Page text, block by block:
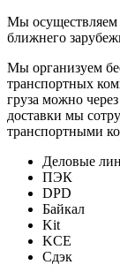
Мы осуществляем
ближнего
Мы организуем
транспортных
груза можно
доставки мы
транспортными
Деловые
ПЭК
DPD
Байкал
Kit
KCE
Сдэк